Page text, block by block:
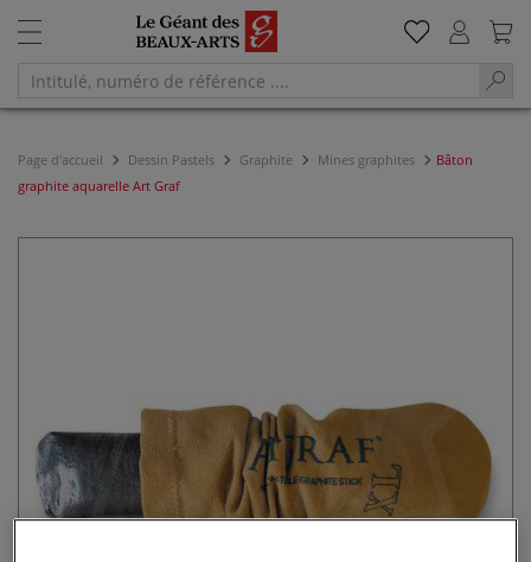
Page d'accueil Dessin Pastels Graphite Mines graphites
Bâton
graphite aquarelle Art Graf